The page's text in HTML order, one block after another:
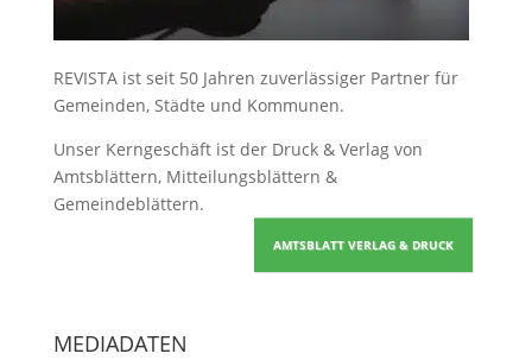
REVISTA ist seit 50 Jahren zuverlässiger Partner für
Gemeinden, Städte und Kommunen.
Unser Kerngeschäft ist der Druck & Verlag von
Amtsblättern, Mitteilungsblättern &
Gemeindeblättern.
AMTSBLATT VERLAG & DRUCK
MEDIADATEN